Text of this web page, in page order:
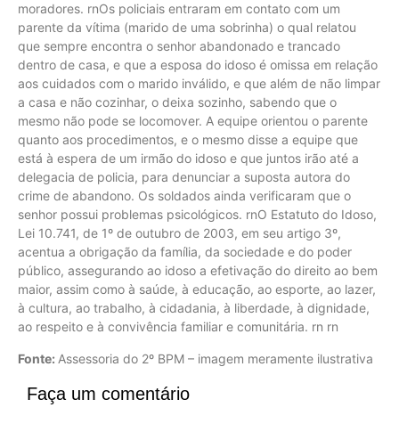
moradores. rnOs policiais entraram em contato com um
parente da vítima (marido de uma sobrinha) o qual relatou
que sempre encontra o senhor abandonado e trancado
dentro de casa, e que a esposa do idoso é omissa em relação
aos cuidados com o marido inválido, e que além de não limpar
a casa e não cozinhar, o deixa sozinho, sabendo que o
mesmo não pode se locomover. A equipe orientou o parente
quanto aos procedimentos, e o mesmo disse a equipe que
está à espera de um irmão do idoso e que juntos irão até a
delegacia de policia, para denunciar a suposta autora do
crime de abandono. Os soldados ainda verificaram que o
senhor possui problemas psicológicos. rnO Estatuto do Idoso,
Lei 10.741, de 1º de outubro de 2003, em seu artigo 3º,
acentua a obrigação da família, da sociedade e do poder
público, assegurando ao idoso a efetivação do direito ao bem
maior, assim como à saúde, à educação, ao esporte, ao lazer,
à cultura, ao trabalho, à cidadania, à liberdade, à dignidade,
ao respeito e à convivência familiar e comunitária. rn rn
Fonte: Assessoria do 2º BPM – imagem meramente ilustrativa
Faça um comentário